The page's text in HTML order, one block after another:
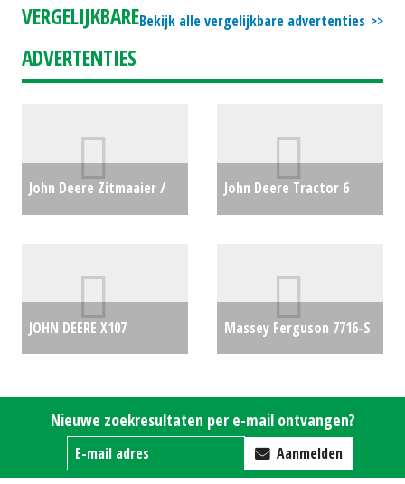
Bekijk alle vergelijkbare advertenties
VERGELIJKBARE
ADVERTENTIES
John Deere Zitmaaier /
John Deere Tractor 6
JOHN DEERE X107
€3289
Massey Ferguson 7716-S
Nieuwe zoekresultaten per e-mail ontvangen?
Aanmelden